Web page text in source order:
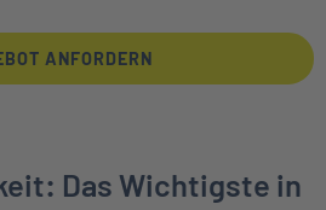
ANFORDERN
Das Wichtigste in